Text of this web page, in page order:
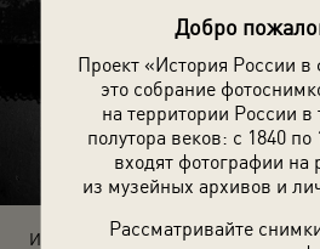
Добро
Проект «История России
это собрание
на территории России в
полутора веков: с 1840 по
входят фотографии на
из музейных архивов и
Рассматривайте
Источники: